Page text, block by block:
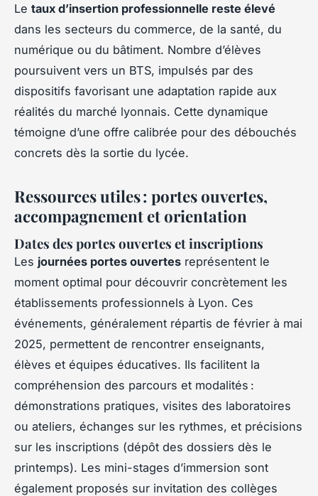
Le taux d’insertion professionnelle reste élevé
dans les secteurs du commerce, de la santé, du
numérique ou du bâtiment. Nombre d’élèves
poursuivent vers un BTS, impulsés par des
dispositifs favorisant une adaptation rapide aux
réalités du marché lyonnais. Cette dynamique
témoigne d’une offre calibrée pour des débouchés
concrets dès la sortie du lycée.
Ressources utiles : portes ouvertes,
accompagnement et orientation
Dates des portes ouvertes et inscriptions
Les journées portes ouvertes représentent le
moment optimal pour découvrir concrètement les
établissements professionnels à Lyon. Ces
événements, généralement répartis de février à mai
2025, permettent de rencontrer enseignants,
élèves et équipes éducatives. Ils facilitent la
compréhension des parcours et modalités :
démonstrations pratiques, visites des laboratoires
ou ateliers, échanges sur les rythmes, et précisions
sur les inscriptions (dépôt des dossiers dès le
printemps). Les mini-stages d’immersion sont
également proposés sur invitation des collèges